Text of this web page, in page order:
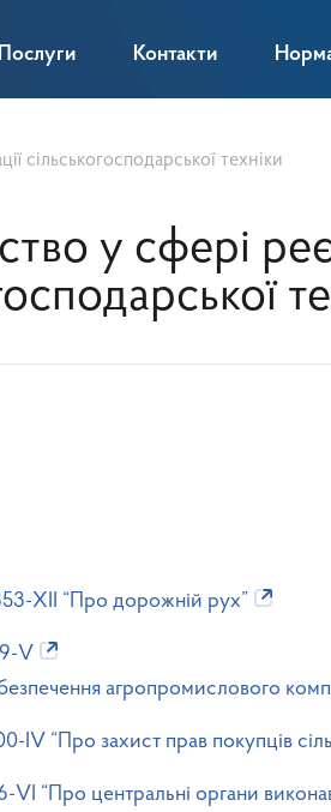
Послуги Контакти
сільськогосподарської техніки
у сфері
XII “Про дорожній рух”
V
агропромислового
“Про захист прав покупців
VI “Про центральні органи